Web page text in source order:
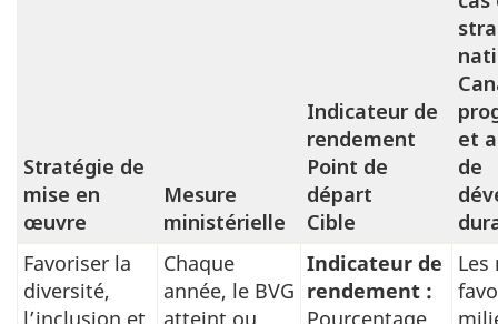
Prendre
des
Stratégie de
mise en
œuvre
Mesure
ministérielle
Indicateur de
rendement
Point de
départ
Cible
et
de
Favoriser la
diversité,
l’inclusion et
Chaque
année, le BVG
atteint ou
Indicateur de
rendement :
Pourcentage
Les